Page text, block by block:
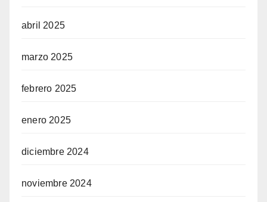
abril 2025
marzo 2025
febrero 2025
enero 2025
diciembre 2024
noviembre 2024